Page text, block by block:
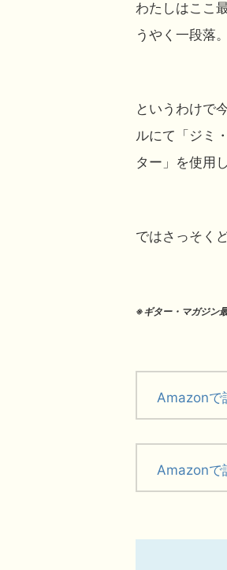
わたしはここ
うやく一段落。
というわけで
ルにて「ジミ
ター」を使用
ではさっそく
※ギター・マガジン
Amazonで
Amazonで